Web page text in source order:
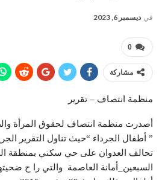
في ديسمبر 6, 2023
0
مشاركة
منظمة انتصاف – تقرير
أصدرت منظمة انتصاف لحقوق المرأة
” أطفال الجرداء “حيث تناول التقرير
تحالف العدوان على حي سكني بمنطقة
السبعين_أمانة العاصمة والتي را ح